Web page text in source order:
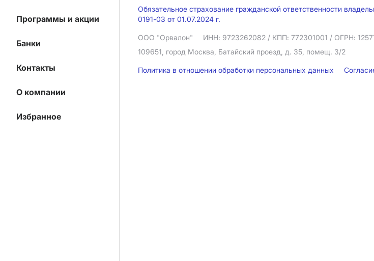
Программы и акции
Банки
Контакты
О компании
Избранное
Обязательное страхование гражданской ответственности
0191-03 от 01.07.2024 г.
ООО "Орвалон" ИНН: 9723262082 / КПП: 772301001 / ОГРН:
109651, город Москва, Батайский проезд, д. 35, помещ. 3/2
Политика в отношении обработки персональных данных